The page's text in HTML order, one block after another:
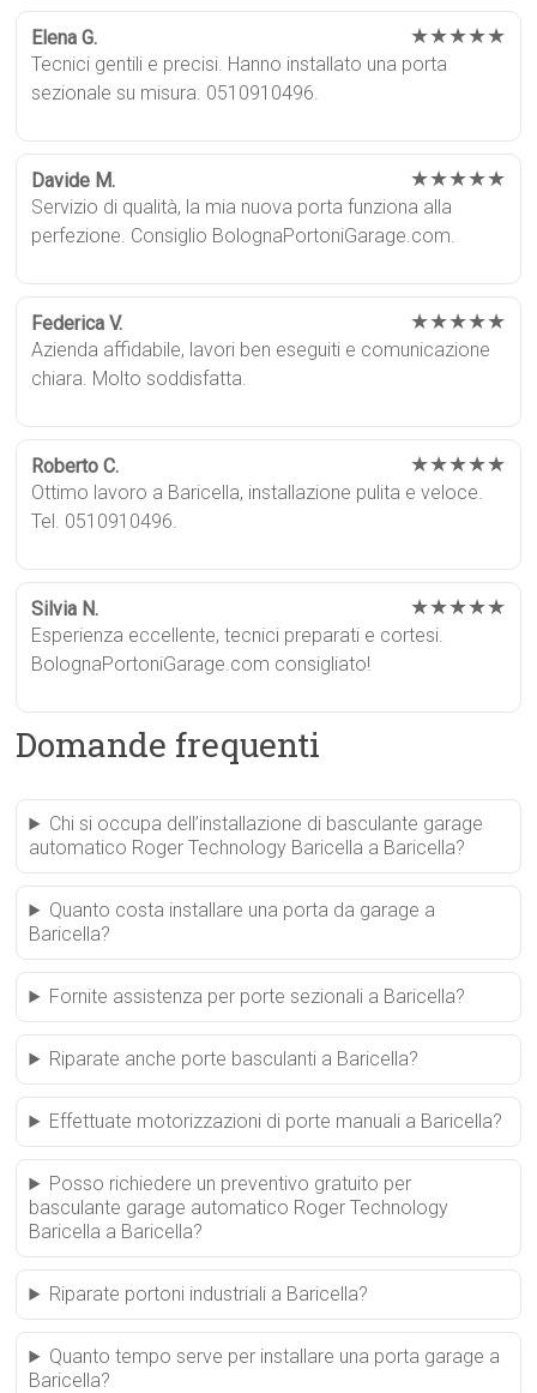
Elena G. ★★★★★
Tecnici gentili e precisi. Hanno installato una porta
sezionale su misura. 0510910496.
Davide M. ★★★★★
Servizio di qualità, la mia nuova porta funziona alla
perfezione. Consiglio BolognaPortoniGarage.com.
Federica V. ★★★★★
Azienda affidabile, lavori ben eseguiti e comunicazione
chiara. Molto soddisfatta.
Roberto C. ★★★★★
Ottimo lavoro a Baricella, installazione pulita e veloce.
Tel. 0510910496.
Silvia N. ★★★★★
Esperienza eccellente, tecnici preparati e cortesi.
BolognaPortoniGarage.com consigliato!
Domande frequenti
Chi si occupa dell’installazione di basculante garage
automatico Roger Technology Baricella a Baricella?
Quanto costa installare una porta da garage a
Baricella?
Fornite assistenza per porte sezionali a Baricella?
Riparate anche porte basculanti a Baricella?
Effettuate motorizzazioni di porte manuali a Baricella?
Posso richiedere un preventivo gratuito per
basculante garage automatico Roger Technology
Baricella a Baricella?
Riparate portoni industriali a Baricella?
Quanto tempo serve per installare una porta garage a
Baricella?